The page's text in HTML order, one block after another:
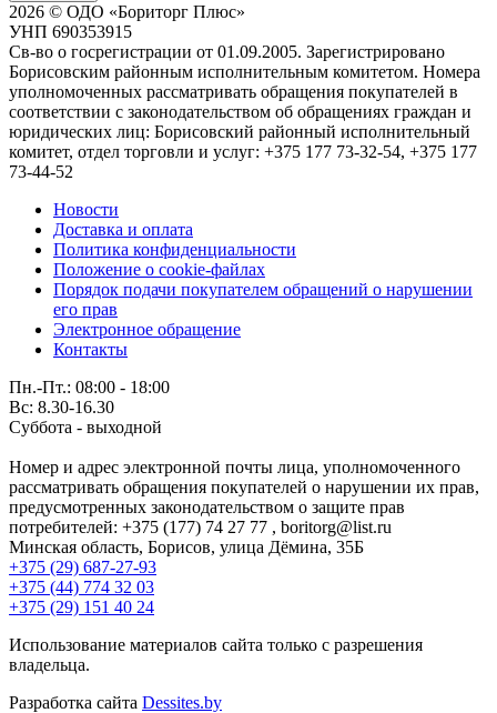
2026 © ОДО «Бориторг Плюс»
УНП 690353915
Св-во о госрегистрации от 01.09.2005. Зарегистрировано
Борисовским районным исполнительным комитетом. Номера
уполномоченных рассматривать обращения покупателей в
соответствии с законодательством об обращениях граждан и
юридических лиц: Борисовский районный исполнительный
комитет, отдел торговли и услуг: +375 177 73-32-54, +375 177
73-44-52
Новости
Доставка и оплата
Политика конфиденциальности
Положение о cookie-файлах
Порядок подачи покупателем обращений о нарушении
его прав
Электронное обращение
Контакты
Пн.-Пт.: 08:00 - 18:00
Вс: 8.30-16.30
Суббота - выходной
Номер и адрес электронной почты лица, уполномоченного
рассматривать обращения покупателей о нарушении их прав,
предусмотренных законодательством о защите прав
потребителей: +375 (177) 74 27 77 , boritorg@list.ru
Минская область, Борисов, улица Дёмина, 35Б
+375 (29) 687-27-93
+375 (44) 774 32 03
+375 (29) 151 40 24
Использование материалов сайта только с разрешения
владельца.
Разработка сайта Dessites.by